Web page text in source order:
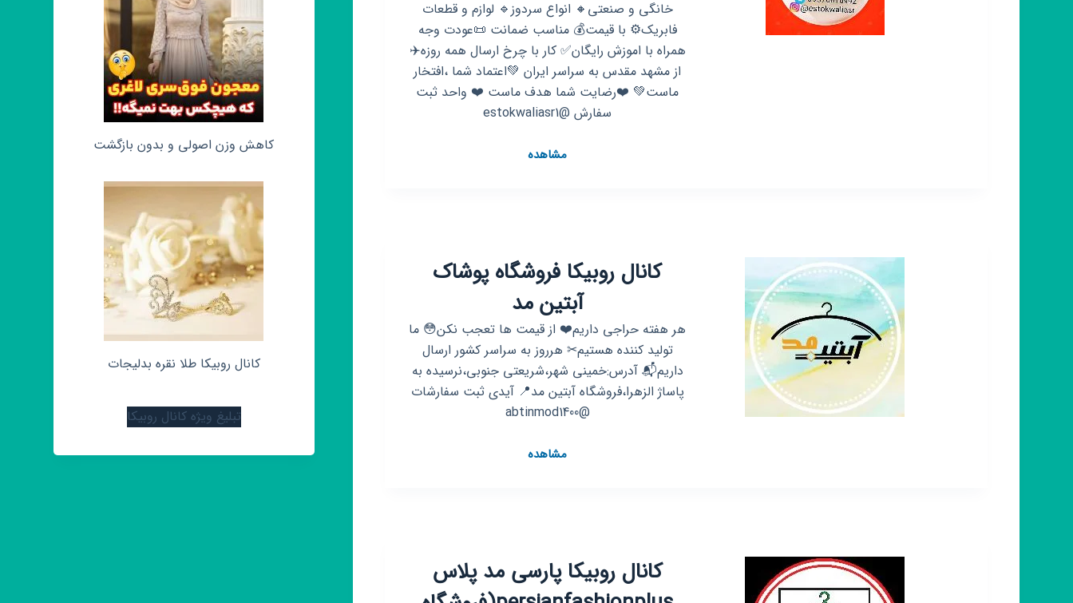
خانگی و صنعتی🔸️ انواع سردوز🔹️ لوازم و قطعات
فابریک⚙ با قیمت💰 مناسب ضمانت 📜عودت وجه
همراه با اموزش رایگان✅️ کار با چرخ ارسال همه روزه✈️
از مشهد مقدس به سراسر ایران 💚اعتماد شما ،افتخار
ماست💚 ❤️رضایت شما هدف ماست ❤️ واحد ثبت
سفارش @estokwaliasr1
مشاهدهکانال
ولیعصر
کانال روبیکا فروشگاه پوشاک
آبتین مد
هر هفته حراجی داریم❤️ از قیمت ها تعجب نکن😳 ما
تولید کننده هستیم✂ هرروز به سراسر کشور ارسال
داریم📬 آدرس:خمینی شهر،شریعتی جنوبی،نرسیده به
پاساژ الزهرا،فروشگاه آبتین مد📍 آیدی ثبت سفارشات
@abtinmod1400
مشاهدهکانال
کانال روبیکا پارسی مد پلاس
کاهش وزن اصولی و بدون بازگشت
کانال روبیکا طلا نقره بدلیجات
تبلیغ ویژه کانال روبیکا